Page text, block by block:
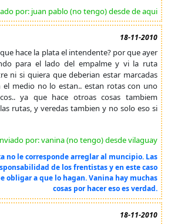
por: juan pablo (no tengo) desde de aqui
18-11-2010
hace la plata el intendente? por que ayer
para el lado del empalme y vi la ruta
ni si quiera que deberian estar marcadas
el medio no lo estan.. estan rotas con uno
ya que hace otroas cosas tambiem
rutas, y veredas tambien y no solo eso si
por: vanina (no tengo) desde vilaguay
no le corresponde arreglar al muncipio. Las
de los frentistas y en este caso
obligar a que lo hagan. Vanina hay muchas
cosas por hacer eso es verdad.
18-11-2010